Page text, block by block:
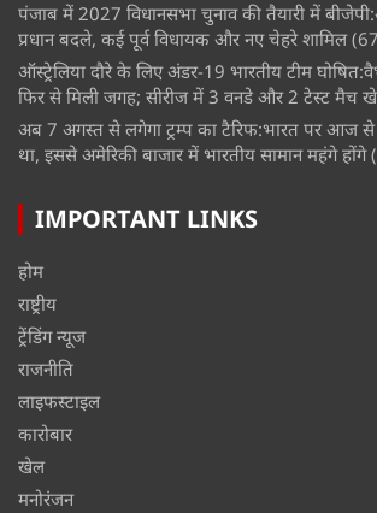
पंजाब में 2027 विधानसभा चुनाव की तैयारी में
प्रधान बदले, कई पूर्व विधायक और नए चेहरे शामिल
ऑस्ट्रेलिया दौरे के लिए अंडर-19 भारतीय टीम
फिर से मिली जगह; सीरीज में 3 वनडे और 2 टेस्ट मैच
अब 7 अगस्त से लगेगा ट्रम्प का टैरिफ:भारत पर आज से
था, इससे अमेरिकी बाजार में भारतीय सामान महंगे होंगे
IMPORTANT LINKS
होम
राष्ट्रीय
ट्रेंडिंग न्यूज
राजनीति
लाइफस्टाइल
कारोबार
खेल
मनोरंजन